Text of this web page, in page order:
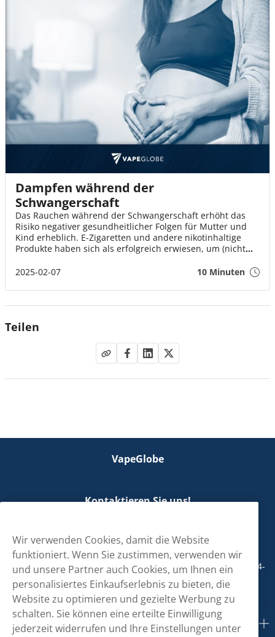
Dampfen während der
Schwangerschaft
Das Rauchen während der Schwangerschaft erhöht das
Risiko negativer gesundheitlicher Folgen für Mutter und
Kind erheblich. E-Zigaretten und andere nikotinhaltige
Produkte haben sich als erfolgreich erwiesen, um (nicht
Untersuchungen haben gezeigt, dass diese Produkte auch
regelmäßige Verwendung von E-Zigaretten oder
Nikotinpflastern nicht mit negativen gesundheitlichen
2025-02-07 10 Minuten
Teilen
VapeGlobe
Kontaktieren Sie uns!
+498001800890
Mo/Di/Fr: 09-17 Uhr (Pause 12-13) Mi/Do: 10-19 Uhr (Pause 14-
15)
Kundendienst
Wir verwenden Cookies, damit die Website
funktioniert. Wenn Sie zustimmen, verwenden wir
und unsere Partner auch Cookies, um Ihnen ein
personalisiertes Einkaufserlebnis zu bieten, die
Website zu optimieren und gezielte Werbung zu
schalten. Sie können eine erteilte Einwilligung
jederzeit widerrufen und Ihre Einstellungen unter